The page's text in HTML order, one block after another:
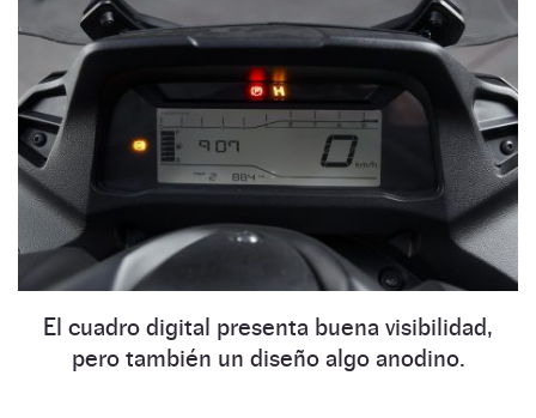
El cuadro digital presenta buena visibilidad,
pero también un diseño algo anodino.